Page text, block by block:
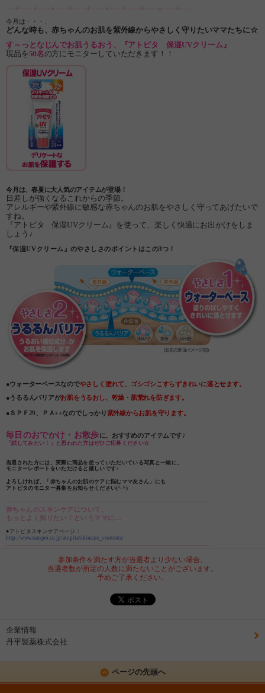
今月は・・・、
どんな時も、赤ちゃんのお肌を紫外線からやさしく守りたいママたちに☆
す～っとなじんでお肌うるおう、『アトピタ 保湿UVクリーム』
現品を50名の方にモニターしていただきます！！
今月は、春夏に大人気のアイテムが登場！
日差しが強くなるこれからの季節。
アレルギーや紫外線に敏感な赤ちゃんのお肌をやさしく守ってあげたいで
すね。
『アトピタ 保湿UVクリーム』を使って、楽しく快適にお出かけをしま
しょう♪
『保湿UVクリーム』のやさしさのポイントはこの3つ！
●ウォーターベースなのでやさしく塗れて、ゴシゴシこすらずきれいに落とせます。
●うるるんバリアがお肌をうるおし、乾燥・肌荒れを防ぎます。
●ＳＰＦ29、ＰＡ++なのでしっかり紫外線からお肌を守ります。
毎日のおでかけ・お散歩に、おすすめのアイテムです♪
「試してみたい！」と思われた方はぜひご応募ください☆
当選された方には、実際に商品を使っていただいている写真と一緒に、
モニターレポートをいただけると嬉しいです♪
よろしければ、「赤ちゃんのお肌のケアに悩むママ友さん」にも
アトピタのモニター募集をお知らせください(^ ^)
――――――――――――――――――――――――――――――
赤ちゃんのスキンケアについて、
もっとよく知りたい！というママに…
●アトピタスキンケアページ：
http://www.tampei.co.jp/atopita/skincare_contents/
――――――――――――――――――――――――――――――
参加条件を満たす方が当選者より少ない場合、
当選者数が所定の人数に満たないことがございます。
予めご了承ください。
企業情報
丹平製薬株式会社
ページの先頭へ